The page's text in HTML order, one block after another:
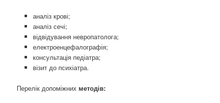
аналіз крові;
аналіз сечі;
відвідування невропатолога;
електроенцефалографія;
консультація педіатра;
візит до психіатра.
Перелік допоміжних методів: